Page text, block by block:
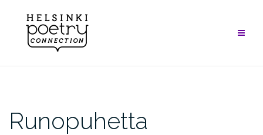
content
Runopuhetta